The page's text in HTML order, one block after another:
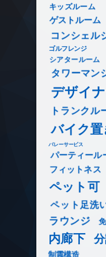
キッズルーム
ゲストルーム
コンシェル
ゴルフレンジ
シアタールーム
タワーマン
デザイ
トランクル
バイク
バレーサービス
パーティール
フィットネス
ペット可
ペット足洗
ラウンジ
内廊下
制震構造